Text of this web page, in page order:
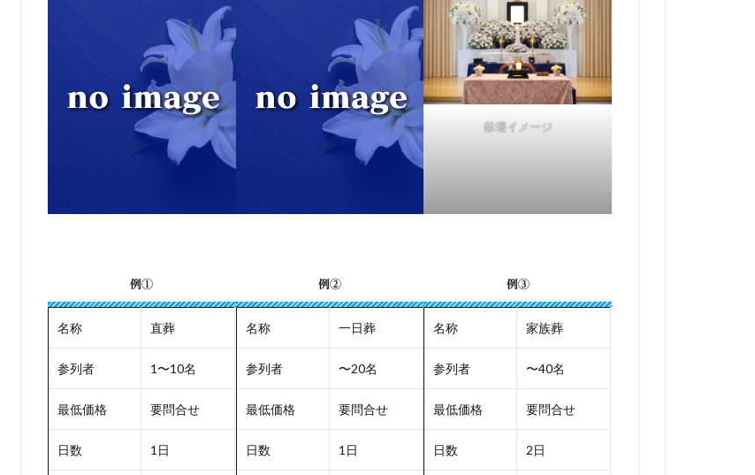
祭壇イメージ
例①
名称 直葬
参列者 1〜10名
最低価格 要問合せ
日数 1日
例②
名称 一日葬
参列者 〜20名
最低価格 要問合せ
日数 1日
例③
名称 家族葬
参列者 〜40名
最低価格 要問合せ
日数 2日